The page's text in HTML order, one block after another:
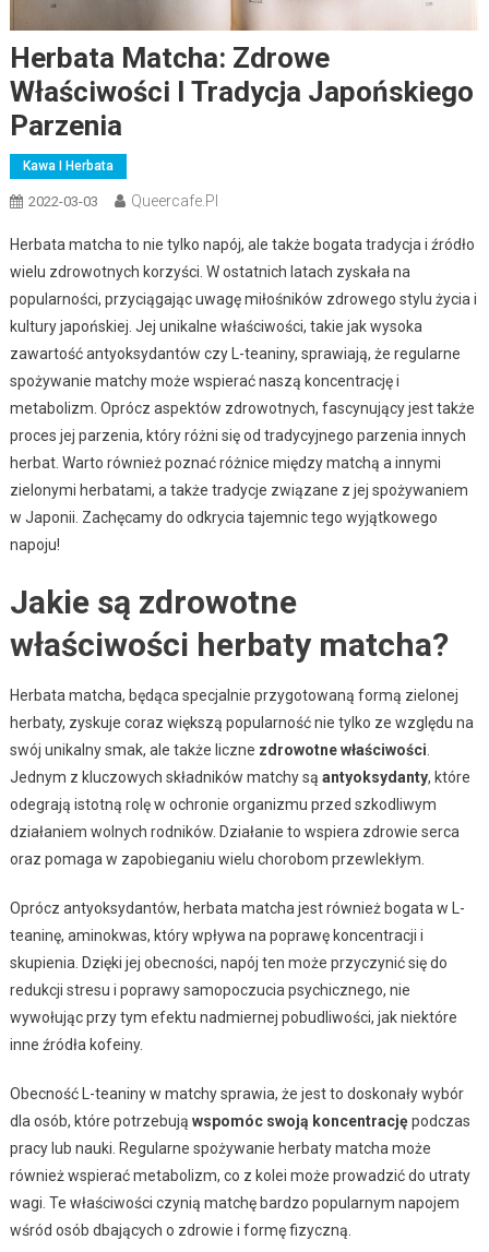
Herbata Matcha: Zdrowe
Właściwości I Tradycja Japońskiego
Parzenia
Kawa I Herbata
2022-03-03 Queercafe.pl
Herbata matcha to nie tylko napój, ale także bogata tradycja i źródło
wielu zdrowotnych korzyści. W ostatnich latach zyskała na
popularności, przyciągając uwagę miłośników zdrowego stylu życia i
kultury japońskiej. Jej unikalne właściwości, takie jak wysoka
zawartość antyoksydantów czy L-teaniny, sprawiają, że regularne
spożywanie matchy może wspierać naszą koncentrację i
metabolizm. Oprócz aspektów zdrowotnych, fascynujący jest także
proces jej parzenia, który różni się od tradycyjnego parzenia innych
herbat. Warto również poznać różnice między matchą a innymi
zielonymi herbatami, a także tradycje związane z jej spożywaniem
w Japonii. Zachęcamy do odkrycia tajemnic tego wyjątkowego
napoju!
Jakie są zdrowotne
właściwości herbaty matcha?
Herbata matcha, będąca specjalnie przygotowaną formą zielonej
herbaty, zyskuje coraz większą popularność nie tylko ze względu na
swój unikalny smak, ale także liczne zdrowotne właściwości
Jednym z kluczowych składników matchy są antyoksydanty, które
odegrają istotną rolę w ochronie organizmu przed szkodliwym
działaniem wolnych rodników. Działanie to wspiera zdrowie serca
oraz pomaga w zapobieganiu wielu chorobom przewlekłym.
Oprócz antyoksydantów, herbata matcha jest również bogata w L-
teaninę, aminokwas, który wpływa na poprawę koncentracji i
skupienia. Dzięki jej obecności, napój ten może przyczynić się do
redukcji stresu i poprawy samopoczucia psychicznego, nie
wywołując przy tym efektu nadmiernej pobudliwości, jak niektóre
inne źródła kofeiny.
Obecność L-teaniny w matchy sprawia, że jest to doskonały wybór
dla osób, które potrzebują wspomóc swoją koncentracjępodczas
pracy lub nauki. Regularne spożywanie herbaty matcha może
również wspierać metabolizm, co z kolei może prowadzić do utraty
wagi. Te właściwości czynią matchę bardzo popularnym napojem
wśród osób dbających o zdrowie i formę fizyczną.